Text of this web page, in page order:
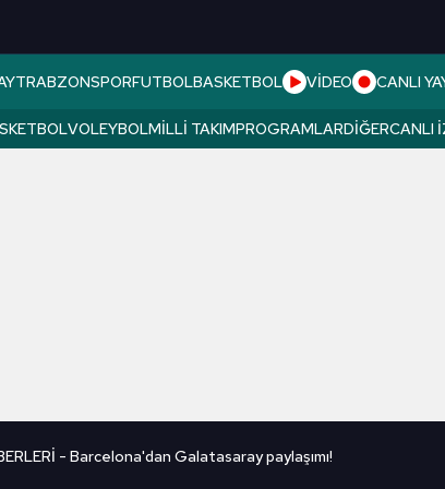
TRABZONSPORFUTBOLBASKETBOL VİDEO CANLI
VOLEYBOLMILLI TAKIMPROGRAMLARDIĞERCANLI
- Barcelona'dan Galatasaray paylaşımı!